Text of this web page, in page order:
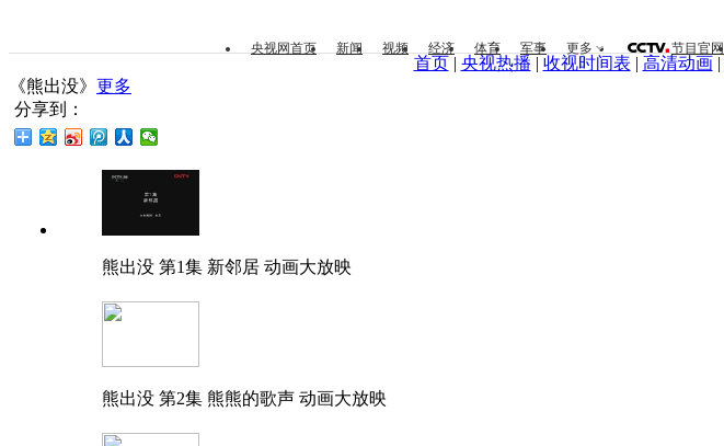
央视网首页 新闻 视频 经济 体育 军事 更多 节目官网
首页| 央视热播 | 收视时间表 | 高清动画|
《熊出没》 更多
分享到：
熊出没 第1集 新邻居 动画大放映
熊出没 第2集 熊熊的歌声 动画大放映